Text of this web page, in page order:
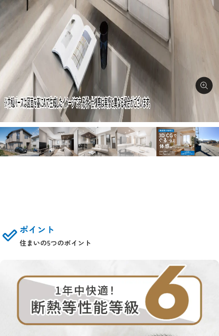
ポイント
住まいの5つのポイント